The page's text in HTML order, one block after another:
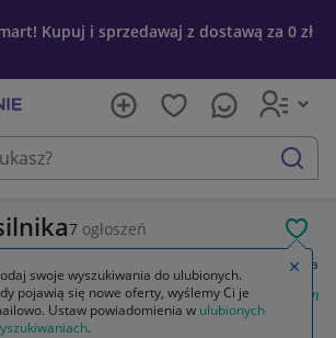
Kupuj i sprzedawaj z dostawą za 0 zł
szukaj
7 ogłoszeń
Sterowniki silnika
silnika sterownik silnika bldc
swoje wyszukiwania do ulubionych.
pojawią się nowe oferty, wyślemy Ci je
Ustaw powiadomienia w ulubionych
.